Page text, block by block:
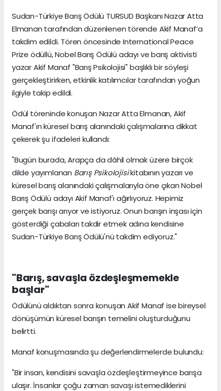
Sudan-Türkiye Barış Ödülü TURSUD Başkanı Nazar Atta
Elmanan tarafından düzenlenen törende Akif Manaf’a
takdim edildi. Tören öncesinde International Peace
Prize ödüllü, Nobel Barış Ödülü adayı ve barış aktivisti
yazar Akif Manaf "Barış Psikolojisi" başlıklı bir söyleşi
gerçekleştirirken, etkinlik katılımcılar tarafından yoğun
ilgiyle takip edildi.
Ödül töreninde konuşan Nazar Atta Elmanan, Akif
Manaf'ın küresel barış alanındaki çalışmalarına dikkat
çekerek şu ifadeleri kullandı:
"Bugün burada, Arapça da dâhil olmak üzere birçok
dilde yayımlanan Barış Psikolojisikitabının yazarı ve
küresel barış alanındaki çalışmalarıyla öne çıkan Nobel
Barış Ödülü adayı Akif Manaf'ı ağırlıyoruz. Hepimiz
gerçek barışı arıyor ve istiyoruz. Onun barışın inşası için
gösterdiği çabaları takdir etmek adına kendisine
Sudan-Türkiye Barış Ödülü'nü takdim ediyoruz."
"Barış, savaşla özdeşleşmemekle
başlar"
Ödülünü aldıktan sonra konuşan Akif Manaf ise bireysel
dönüşümün küresel barışın temelini oluşturduğunu
belirtti.
Manaf konuşmasında şu değerlendirmelerde bulundu:
"Bir insan, kendisini savaşla özdeşleştirmeyince barışa
ulaşır. İnsanlar çoğu zaman savaşı istemediklerini